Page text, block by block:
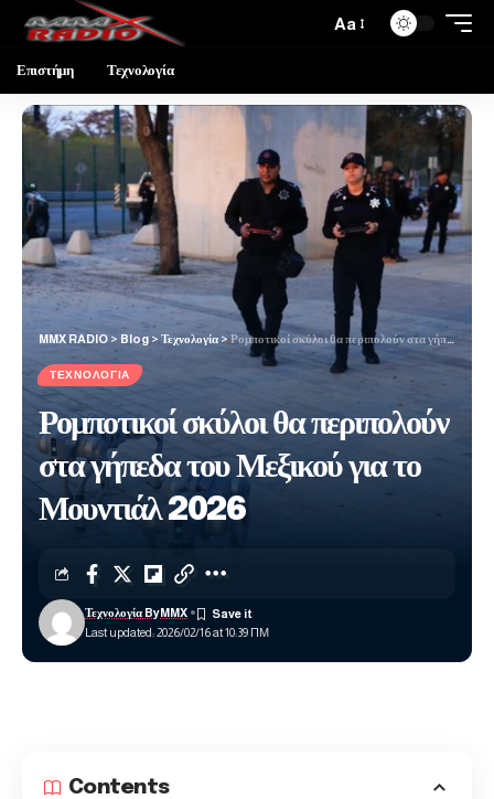
Aa
Επιστήμη Τεχνολογία
MMX RADIO > Blog > Τεχνολογία >Ρομποτικοί σκύλοι θα περιπολούν στα γήπεδα του Μεξικού για το Μουντιάλ 2026
ΤΕΧΝΟΛΟΓΊΑ
Ρομποτικοί σκύλοι θα περιπολούν
στα γήπεδα του Μεξικού για το
Μουντιάλ 2026
Last updated: 2026/02/16 at 10:39 ΠΜ
Τεχνολογία ByMMX
Contents